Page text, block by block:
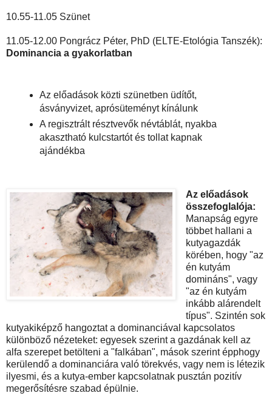
10.55-11.05 Szünet
11.05-12.00 Pongrácz Péter, PhD (ELTE-Etológia Tanszék):
Dominancia a gyakorlatban
Az előadások közti szünetben üdítőt,
ásványvizet, aprósüteményt kínálunk
A regisztrált résztvevők névtáblát, nyakba
akasztható kulcstartót és tollat kapnak
ajándékba
Az előadások
összefoglalója:
Manapság egyre
többet hallani a
kutyagazdák
körében, hogy "az
én kutyám
domináns", vagy
"az én kutyám
inkább alárendelt
típus". Szintén sok
kutyakiképző hangoztat a dominanciával kapcsolatos
különböző nézeteket: egyesek szerint a gazdának kell az
alfa szerepet betölteni a "falkában", mások szerint épphogy
kerülendő a dominanciára való törekvés, vagy nem is létezik
ilyesmi, és a kutya-ember kapcsolatnak pusztán pozitív
megerősítésre szabad épülnie.